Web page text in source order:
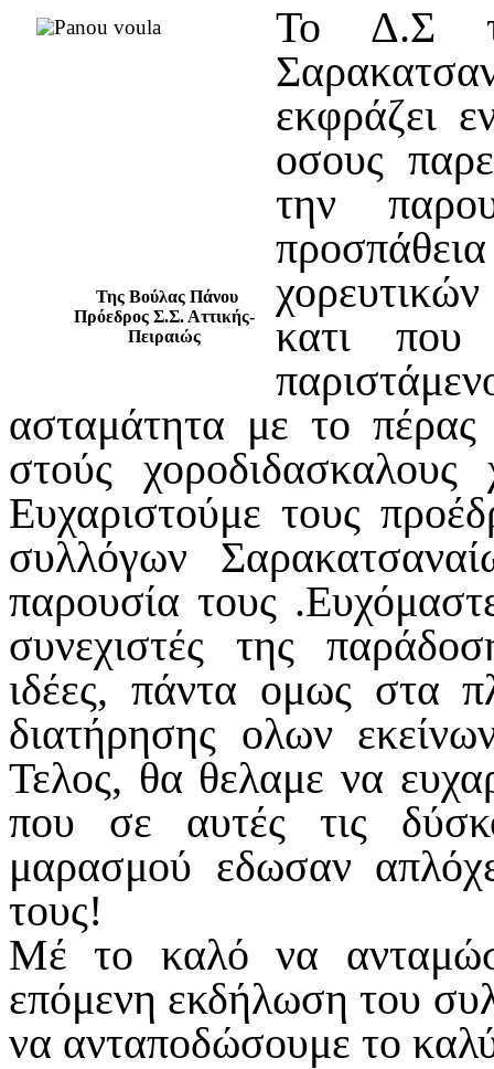
Της Βούλας Πάνου
Πρόεδρος Σ.Σ. Αττικής-
Πειραιώς
Το Δ.Σ
εκφράζει
οσους
την
κατι που
ασταμάτητα με το
στούς
Ευχαριστούμε τους
συλλόγων
παρουσία τους
συνεχιστές της
ιδέες, πάντα ομως στα
διατήρησης ολων
Τελος, θα θελαμε να
που σε αυτές τις
μαρασμού εδωσαν
τους!
Μέ το καλό να
επόμενη εκδήλωση του
να ανταποδώσουμε το